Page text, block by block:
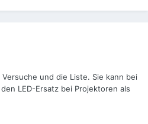
und die Liste. Sie kann bei
LED-Ersatz bei Projektoren als